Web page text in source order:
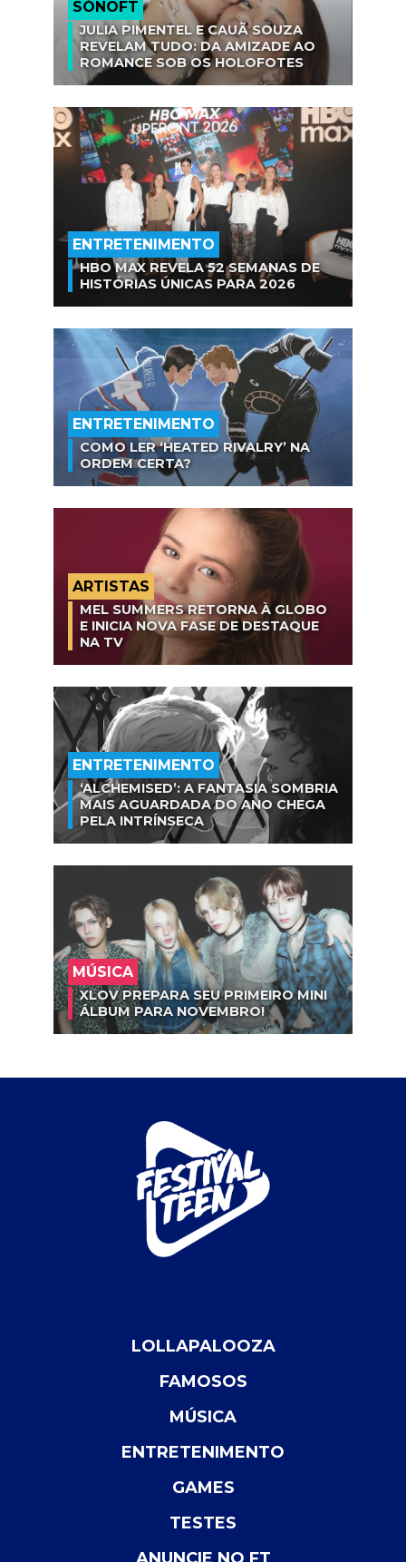
SÓNOFT
JULIA PIMENTEL E CAUÃ SOUZA
REVELAM TUDO: DA AMIZADE AO
ROMANCE SOB OS HOLOFOTES
ENTRETENIMENTO
HBO MAX REVELA 52 SEMANAS DE
HISTÓRIAS ÚNICAS PARA 2026
ENTRETENIMENTO
COMO LER ‘HEATED RIVALRY’ NA
ORDEM CERTA?
ARTISTAS
MEL SUMMERS RETORNA À GLOBO
E INICIA NOVA FASE DE DESTAQUE
NA TV
ENTRETENIMENTO
‘ALCHEMISED’: A FANTASIA SOMBRIA
MAIS AGUARDADA DO ANO CHEGA
PELA INTRÍNSECA
MÚSICA
XLOV PREPARA SEU PRIMEIRO MINI
ÁLBUM PARA NOVEMBRO!
LOLLAPALOOZA
FAMOSOS
MÚSICA
ENTRETENIMENTO
GAMES
TESTES
ANUNCIE NO FT